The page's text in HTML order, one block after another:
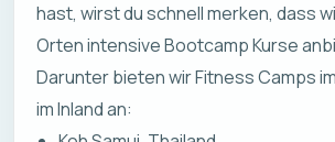
hast, wirst du schnell merken, dass
Orten intensiveBootcamp Kurse
Darunter bieten wir Fitness Camps
im Inland an: